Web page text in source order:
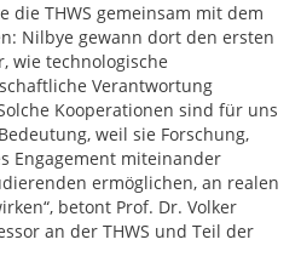
die THWS gemeinsam mit dem
Nilbye gewann dort den ersten
wie technologische
Verantwortung
Kooperationen sind für uns
weil sie Forschung,
Engagement miteinander
ermöglichen, an realen
betont Prof. Dr. Volker
an der THWS und Teil der